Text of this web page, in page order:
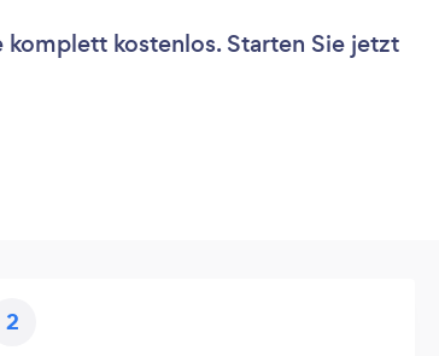
komplett kostenlos. Starten Sie jetzt
2